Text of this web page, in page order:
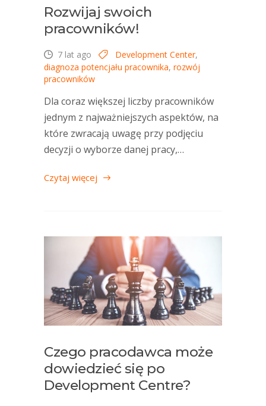
Rozwijaj swoich
pracowników!
7 lat ago Development Center,
diagnoza potencjału pracownika, rozwój
pracowników
Dla coraz większej liczby pracowników
jednym z najważniejszych aspektów, na
które zwracają uwagę przy podjęciu
decyzji o wyborze danej pracy,…
Czytaj więcej
Czego pracodawca może
dowiedzieć się po
Development Centre?